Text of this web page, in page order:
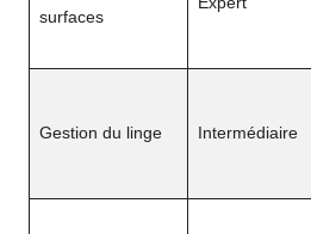
surfaces
Gestion du linge Intermédiaire